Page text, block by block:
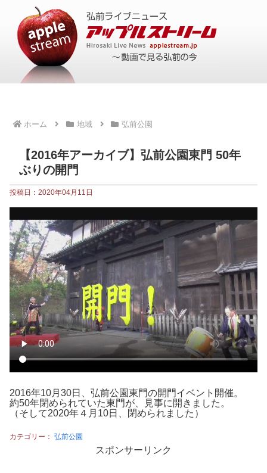
ホーム 地域 弘前公園
【2016年アーカイブ】弘前公園東門 50年
ぶりの開門
投稿日：2020年04月11日
2016年10月30日、弘前公園東門の開門イベント開催。
約50年閉められていた東門が、見事に開きました。
（そして2020年４月10日、閉められました）
カテゴリー： 弘前公園
スポンサーリンク